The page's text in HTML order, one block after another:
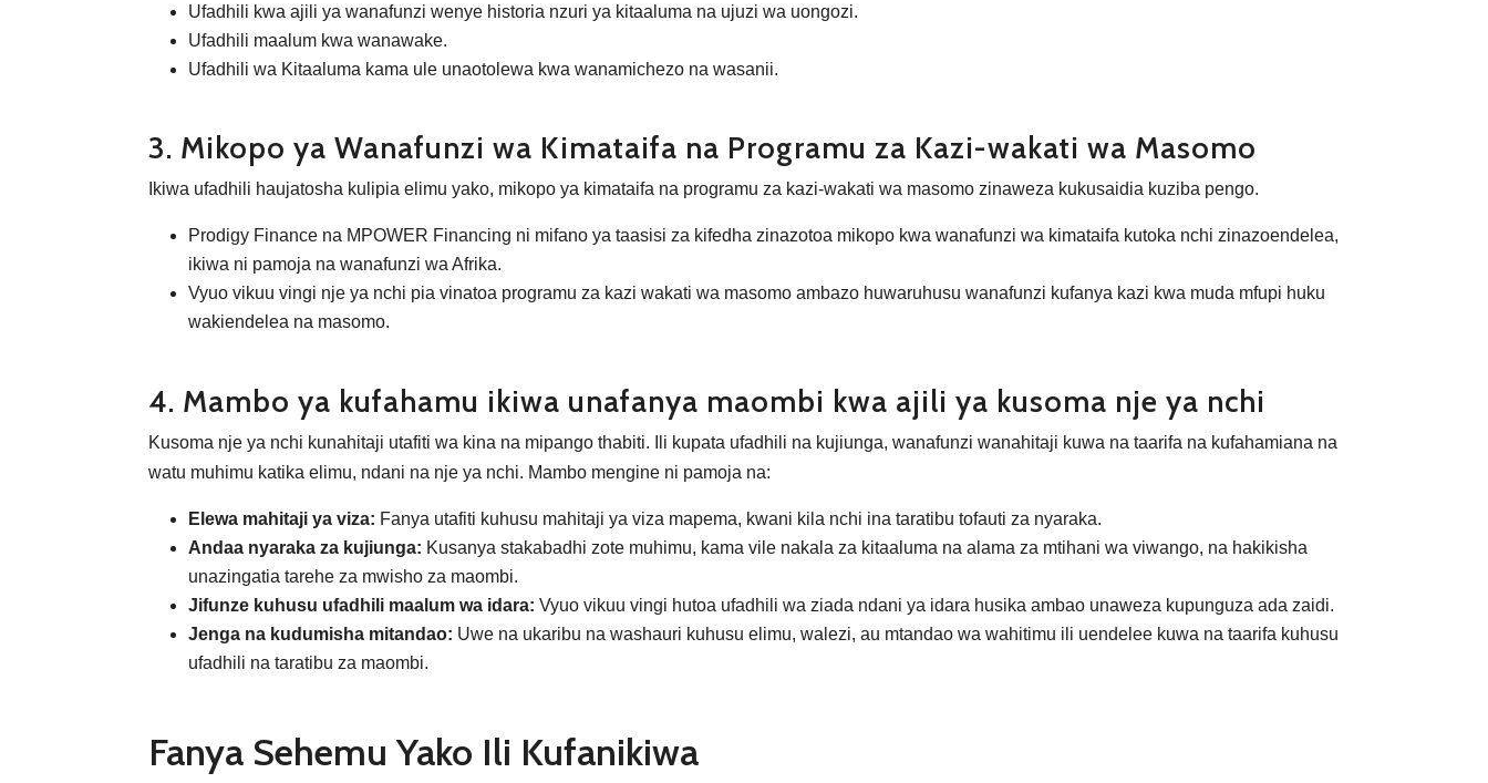
Ufadhili kwa ajili ya wanafunzi wenye historia nzuri ya kitaaluma na ujuzi wa uongozi.
Ufadhili maalum kwa wanawake.
Ufadhili wa Kitaaluma kama ule unaotolewa kwa wanamichezo na wasanii.
3. Mikopo ya Wanafunzi wa Kimataifa na Programu za Kazi-wakati wa Masomo
Ikiwa ufadhili haujatosha kulipia elimu yako, mikopo ya kimataifa na programu za kazi-wakati wa masomo zinaweza kukusaidia kuziba pengo.
Prodigy Finance na MPOWER Financing ni mifano ya taasisi za kifedha zinazotoa mikopo kwa wanafunzi wa kimataifa kutoka nchi zinazoendelea,
ikiwa ni pamoja na wanafunzi wa Afrika.
Vyuo vikuu vingi nje ya nchi pia vinatoa programu za kazi wakati wa masomo ambazo huwaruhusu wanafunzi kufanya kazi kwa muda mfupi huku
wakiendelea na masomo.
4. Mambo ya kufahamu ikiwa unafanya maombi kwa ajili ya kusoma nje ya nchi
Kusoma nje ya nchi kunahitaji utafiti wa kina na mipango thabiti. Ili kupata ufadhili na kujiunga, wanafunzi wanahitaji kuwa na taarifa na kufahamiana na
watu muhimu katika elimu, ndani na nje ya nchi. Mambo mengine ni pamoja na:
Elewa mahitaji ya viza: Fanya utafiti kuhusu mahitaji ya viza mapema, kwani kila nchi ina taratibu tofauti za nyaraka.
Andaa nyaraka za kujiunga: Kusanya stakabadhi zote muhimu, kama vile nakala za kitaaluma na alama za mtihani wa viwango, na hakikisha
unazingatia tarehe za mwisho za maombi.
Jifunze kuhusu ufadhili maalum wa idara: Vyuo vikuu vingi hutoa ufadhili wa ziada ndani ya idara husika ambao unaweza kupunguza ada zaidi.
Jenga na kudumisha mitandao: Uwe na ukaribu na washauri kuhusu elimu, walezi, au mtandao wa wahitimu ili uendelee kuwa na taarifa kuhusu
ufadhili na taratibu za maombi.
Fanya Sehemu Yako Ili Kufanikiwa